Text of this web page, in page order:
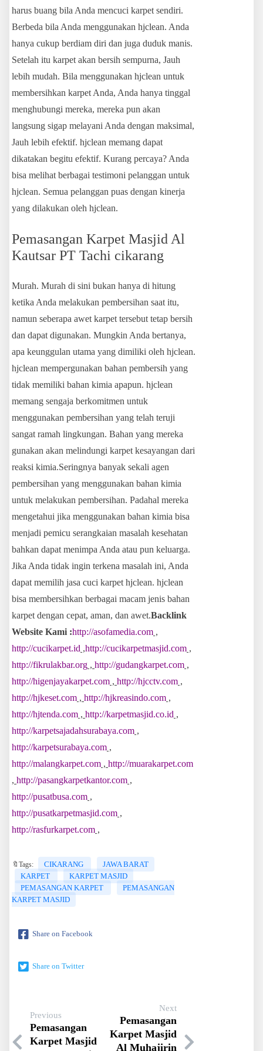
harus buang bila Anda mencuci karpet sendiri.
Berbeda bila Anda menggunakan hjclean. Anda
hanya cukup berdiam diri dan juga duduk manis.
Setelah itu karpet akan bersih sempurna, Jauh
lebih mudah. Bila menggunakan hjclean untuk
membersihkan karpet Anda, Anda hanya tinggal
menghubungi mereka, mereka pun akan
langsung sigap melayani Anda dengan maksimal,
Jauh lebih efektif. hjclean memang dapat
dikatakan begitu efektif. Kurang percaya? Anda
bisa melihat berbagai testimoni pelanggan untuk
hjclean. Semua pelanggan puas dengan kinerja
yang dilakukan oleh hjclean.
Pemasangan Karpet Masjid Al
Kautsar PT Tachi cikarang
Murah. Murah di sini bukan hanya di hitung
ketika Anda melakukan pembersihan saat itu,
namun seberapa awet karpet tersebut tetap bersih
dan dapat digunakan. Mungkin Anda bertanya,
apa keunggulan utama yang dimiliki oleh hjclean.
hjclean mempergunakan bahan pembersih yang
tidak memiliki bahan kimia apapun. hjclean
memang sengaja berkomitmen untuk
menggunakan pembersihan yang telah teruji
sangat ramah lingkungan. Bahan yang mereka
gunakan akan melindungi karpet kesayangan dari
reaksi kimia.Seringnya banyak sekali agen
pembersihan yang menggunakan bahan kimia
untuk melakukan pembersihan. Padahal mereka
mengetahui jika menggunakan bahan kimia bisa
menjadi pemicu serangkaian masalah kesehatan
bahkan dapat menimpa Anda atau pun keluarga.
Jika Anda tidak ingin terkena masalah ini, Anda
dapat memilih jasa cuci karpet hjclean. hjclean
bisa membersihkan berbagai macam jenis bahan
karpet dengan cepat, aman, dan awet.Backlink
Website Kami :http://asofamedia.com ,
http://cucikarpet.id ,http://cucikarpetmasjid.com ,
http://fikrulakbar.org , http://gudangkarpet.com ,
http://higenjayakarpet.com , http://hjcctv.com ,
http://hjkeset.com , http://hjkreasindo.com ,
http://hjtenda.com , http://karpetmasjid.co.id ,
http://karpetsajadahsurabaya.com ,
http://karpetsurabaya.com ,
http://malangkarpet.com , http://muarakarpet.com
, http://pasangkarpetkantor.com ,
http://pusatbusa.com ,
http://pusatkarpetmasjid.com ,
http://rasfurkarpet.com ,
🔖Tags: CIKARANG
JAWA BARAT
KARPET
KARPET MASJID
PEMASANGAN KARPET
PEMASANGAN
KARPET MASJID
Share on Facebook
Share on Twitter
Previous
Pemasangan
Karpet Masjid
Next
Pemasangan
Karpet Masjid
Al Muhajirin